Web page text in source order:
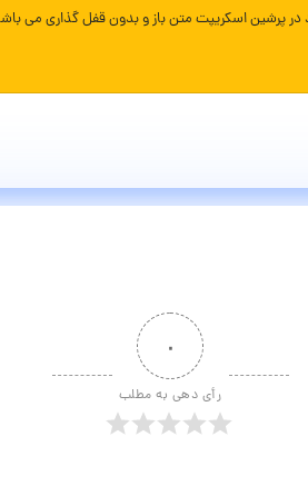
پرشین اسکریپت متن باز و بدون قفل گذاری می
۰
رأی دهی به مطلب